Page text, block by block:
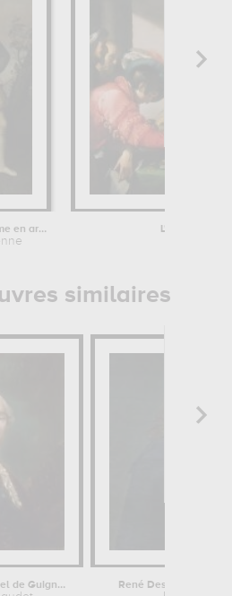
Portrait d'un homme en armure L'appel de
similaires
François-Emmanuel de Guignard, comte... René Descartes (1596-